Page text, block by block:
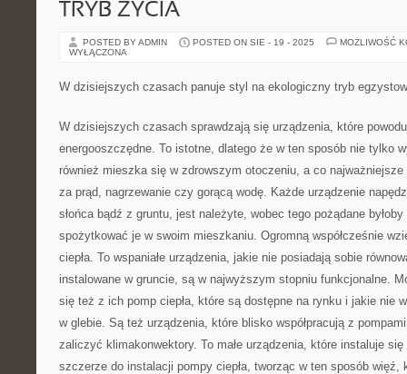
TRYB ŻYCIA
POSTED BY ADMIN POSTED ON SIE - 19 - 2025
MOŻLIWOŚĆ
WYŁĄCZONA
W dzisiejszych czasach panuje styl na ekologiczny tryb
W dzisiejszych czasach sprawdzają się urządzenia, które
energooszczędne. To istotne, dlatego że w ten sposób nie tylko
również mieszka się w zdrowszym otoczeniu, a co najważniejsze
za prąd, nagrzewanie czy gorącą wodę. Każde urządzenie
słońca bądź z gruntu, jest należyte, wobec tego pożądane
spożytkować je w swoim mieszkaniu. Ogromną współcześnie
ciepła. To wspaniałe urządzenia, jakie nie posiadają sobie
instalowane w gruncie, są w najwyższym stopniu funkcjonalne.
się też z ich pomp ciepła, które są dostępne na rynku i jakie nie
w glebie. Są też urządzenia, które blisko współpracują z
zaliczyć klimakonwektory. To małe urządzenia, które instaluje
szczerze do instalacji pompy ciepła, tworząc w ten sposób więź,